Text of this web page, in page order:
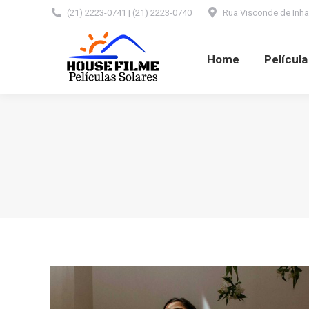
(21) 2223-0741 | (21) 2223-0740 Rua Visconde de
Home
Home Película Automotiva